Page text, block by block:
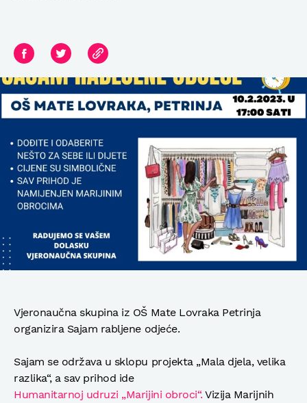
Vjeronaučna skupina iz OŠ Mate Lovraka Petrinja
organizira Sajam rabljene odjeće.
Sajam se održava u sklopu projekta „Mala djela, velika
razlika“, a sav prihod ide
Humanitarnoj udruzi „Marijini obroci“. Vizija Marijnih